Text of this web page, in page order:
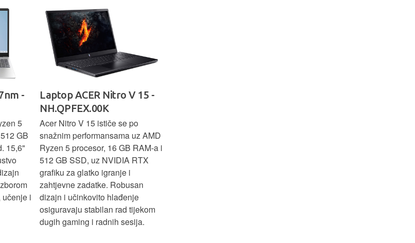
-
5
GB
15,6"
učenje i
Laptop ACER Nitro V 15 -
NH.QPFEX.00K
Acer Nitro V 15 ističe se po
snažnim performansama uz AMD
Ryzen 5 procesor, 16 GB RAM-a i
512 GB SSD, uz NVIDIA RTX
grafiku za glatko igranje i
zahtjevne zadatke. Robusan
dizajn i učinkovito hlađenje
osiguravaju stabilan rad tijekom
dugih gaming i radnih sesija.